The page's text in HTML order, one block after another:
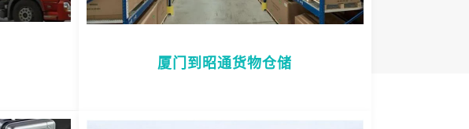
厦门到昭通货物仓储